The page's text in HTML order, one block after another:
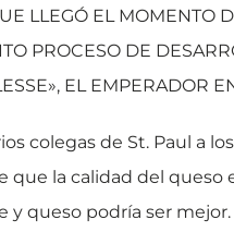
LLEGÓ EL MOMENTO
PROCESO DE
EL EMPERADOR
colegas de St. Paul a
que la calidad del
y queso podría ser